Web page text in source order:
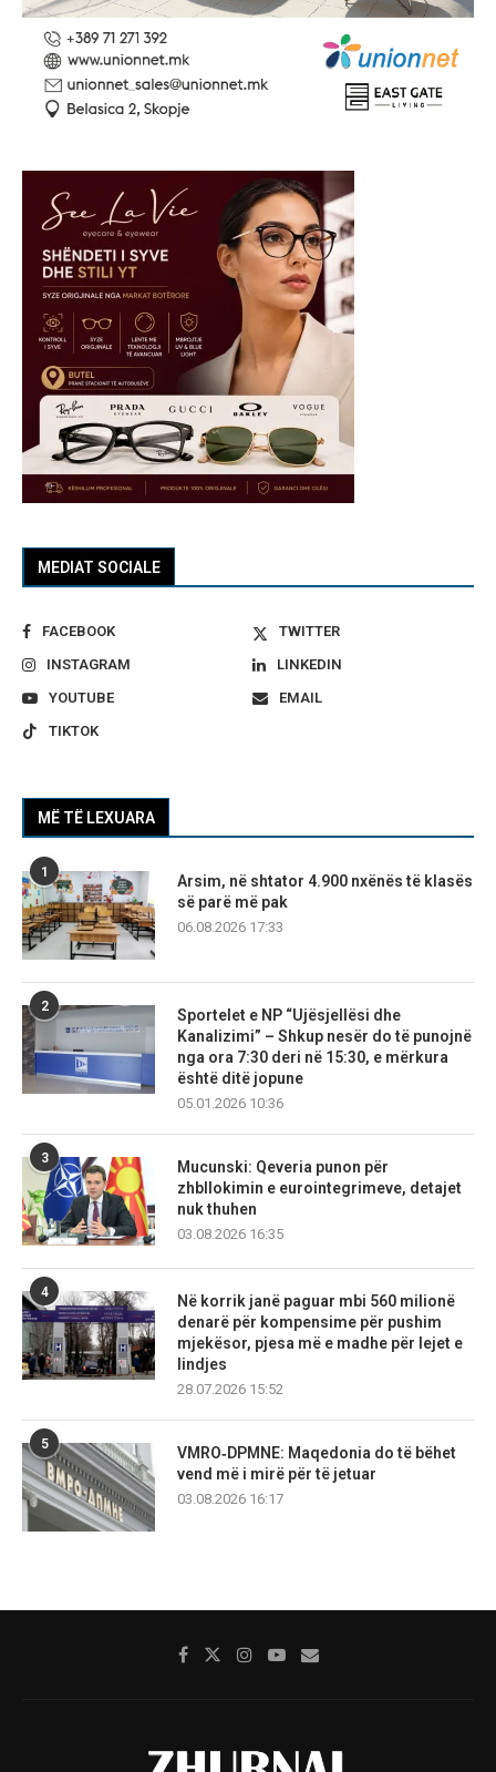
MEDIAT SOCIALE
FACEBOOK
TWITTER
INSTAGRAM
LINKEDIN
YOUTUBE
EMAIL
TIKTOK
MË TË LEXUARA
1
Arsim, në shtator 4.900 nxënës të klasës
së parë më pak
06.08.2026 17:33
2
Sportelet e NP “Ujësjellësi dhe
Kanalizimi” – Shkup nesër do të punojnë
nga ora 7:30 deri në 15:30, e mërkura
është ditë jopune
05.01.2026 10:36
3
Mucunski: Qeveria punon për
zhbllokimin e eurointegrimeve, detajet
nuk thuhen
03.08.2026 16:35
4
Në korrik janë paguar mbi 560 milionë
denarë për kompensime për pushim
mjekësor, pjesa më e madhe për lejet e
lindjes
28.07.2026 15:52
5
VMRO‑DPMNE: Maqedonia do të bëhet
vend më i mirë për të jetuar
03.08.2026 16:17